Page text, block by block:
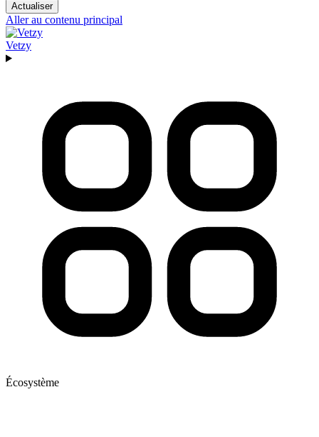
Actualiser
Aller au contenu principal
Vetzy
Écosystème